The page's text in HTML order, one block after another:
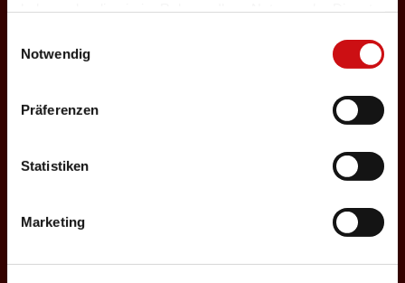
Notwendig
Präferenzen
Statistiken
Marketing
Einlass: 18:00
Ur-Rumbelstilzje
25.10.2026
Einlass: 16:30